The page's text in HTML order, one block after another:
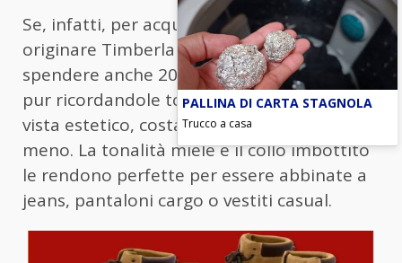
Se, infatti, per acquistare un modello
originare Timberland è necessario
spendere anche 200 euro, quelle di Lidl,
pur ricordandole totalmente dal punto di
vista estetico, costano decisamente di
meno. La tonalità miele e il collo imbottito
le rendono perfette per essere abbinate a
jeans, pantaloni cargo o vestiti casual.
PALLINA DI CARTA STAGNOLA
Trucco a casa